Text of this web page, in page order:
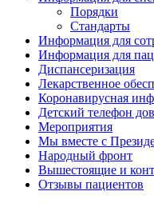
Порядки
Стандарты
Информация для
Информация для
Диспансеризация
Лекарственное
Коронавирусная
Детский телефон
Мероприятия
Мы вместе с
Народный фронт
Вышестоящие и
Отзывы пациентов